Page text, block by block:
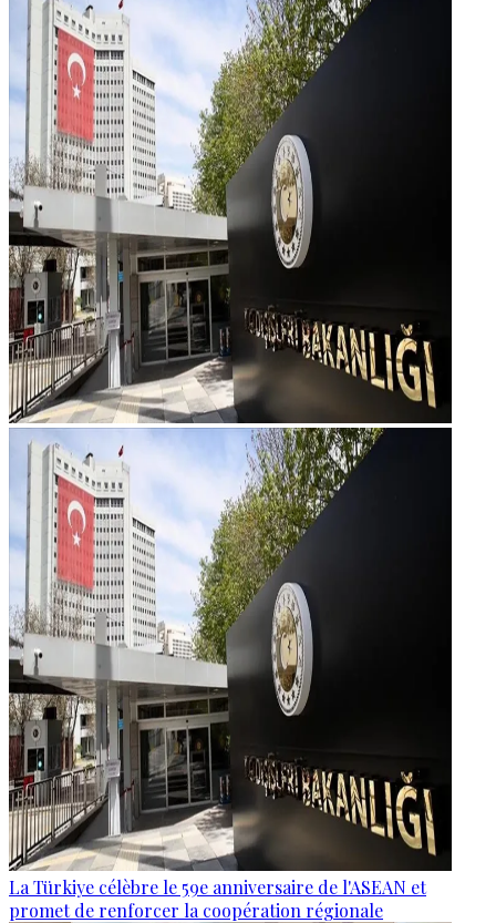
La Türkiye célèbre le 59e anniversaire de l'ASEAN et
promet de renforcer la coopération régionale